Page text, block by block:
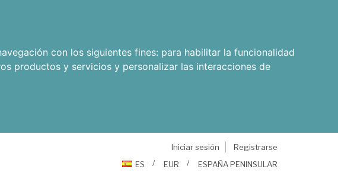
con los siguientes fines: para habilitar la funcionalidad
productos y servicios y personalizar las interacciones de
Iniciar sesión
Registrarse
ES
EUR ESPAÑA PENINSULAR